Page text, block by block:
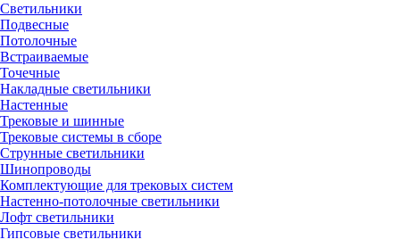
Светильники
Подвесные
Потолочные
Встраиваемые
Точечные
Накладные светильники
Настенные
Трековые и шинные
Трековые системы в сборе
Струнные светильники
Шинопроводы
Комплектующие для трековых систем
Настенно-потолочные светильники
Лофт светильники
Гипсовые светильники